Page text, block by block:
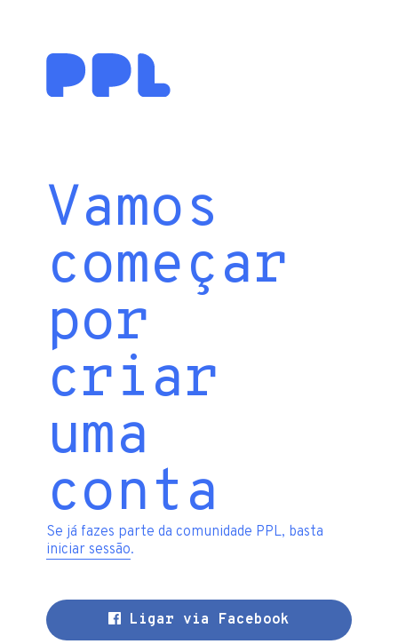
Vamos
começar
por
criar
uma
conta
Se já fazes parte da comunidade PPL, basta
iniciar sessão.
Ligar via Facebook